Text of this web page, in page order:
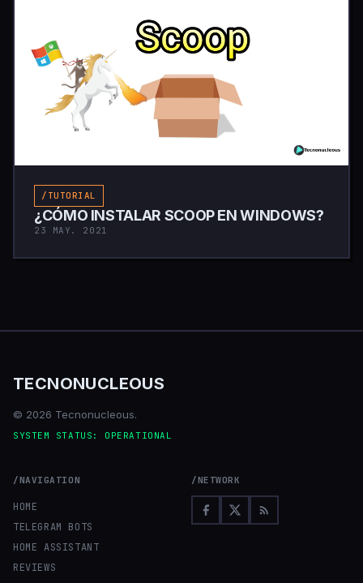
/TUTORIAL
¿CÓMO INSTALAR SCOOP EN WINDOWS?
23 MAY. 2021
TECNONUCLEOUS
© 2026 Tecnonucleous.
SYSTEM STATUS: OPERATIONAL
/NAVIGATION
HOME
TELEGRAM BOTS
HOME ASSISTANT
REVIEWS
/NETWORK